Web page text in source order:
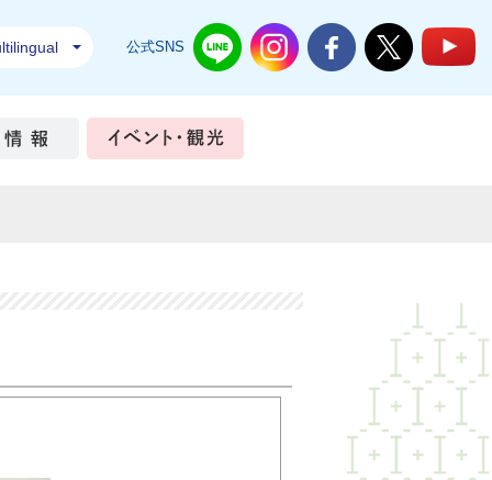
公式SNS 結城市公式LINE結城市公式Instagram
結城市公式Facebook
結城市公式
づくり 市政情報